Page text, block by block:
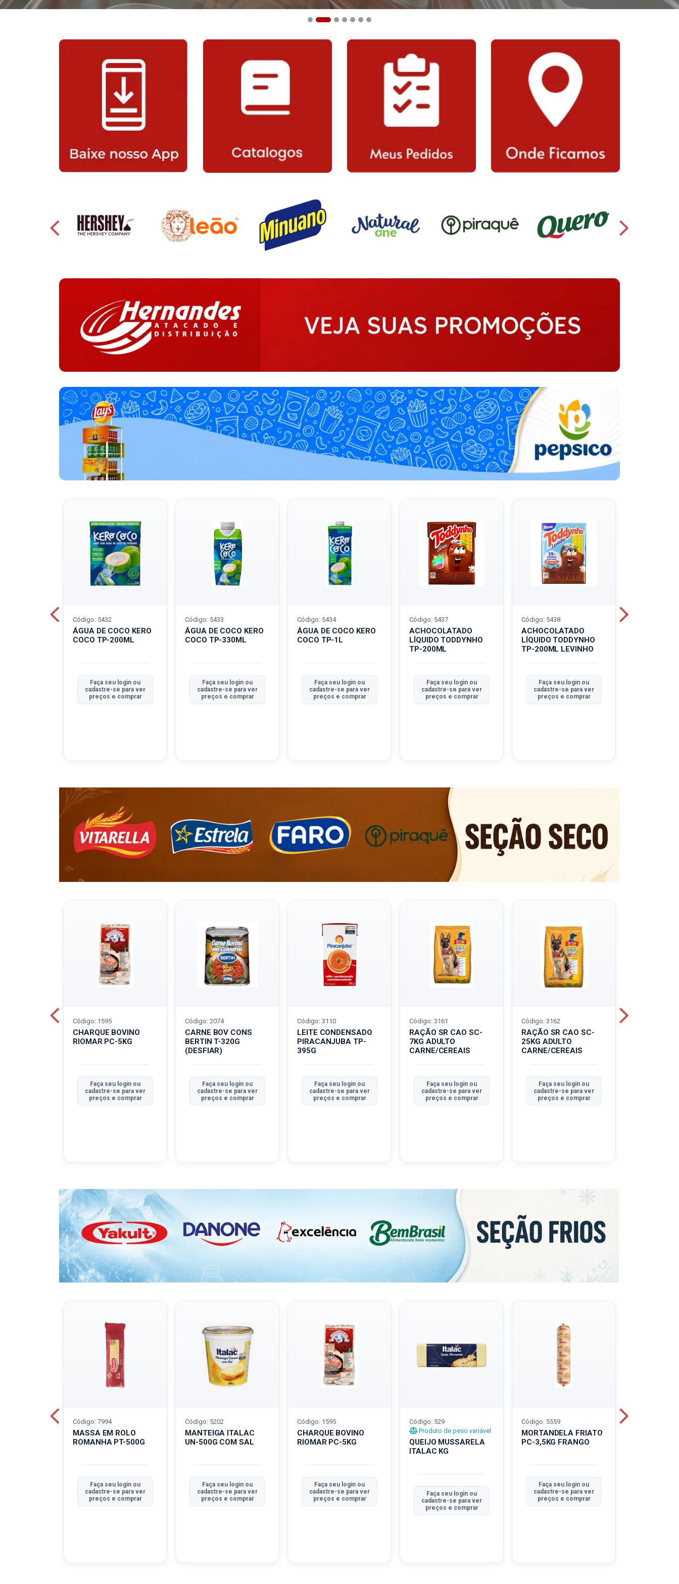
ÁGUA DE COCO KERO
COCO TP-200ML
Código: 5432
Faça seu login ou
cadastre-se para ver
preços e comprar
ÁGUA DE COCO KERO
COCO TP-330ML
Código: 5433
Faça seu login ou
cadastre-se para ver
preços e comprar
ÁGUA DE COCO KERO
COCO TP-1L
Código: 5434
Faça seu login ou
cadastre-se para ver
preços e comprar
ACHOCOLATADO
LÍQUIDO TODDYNHO
TP-200ML
Código: 5437
Faça seu login ou
cadastre-se para ver
preços e comprar
ACHOCOLATADO
LÍQUIDO TODDYNHO
TP-200ML LEVINHO
Código: 5438
Faça seu login ou
cadastre-se para ver
preços e comprar
CHARQUE BOVINO
RIOMAR PC-5KG
Código: 1595
Faça seu login ou
cadastre-se para ver
preços e comprar
CARNE BOV CONS
BERTIN T-320G
(DESFIAR)
Código: 2074
Faça seu login ou
cadastre-se para ver
preços e comprar
LEITE CONDENSADO
PIRACANJUBA TP-
395G
Código: 3110
Faça seu login ou
cadastre-se para ver
preços e comprar
RAÇÃO SR CAO SC-
7KG ADULTO
CARNE/CEREAIS
Código: 3161
Faça seu login ou
cadastre-se para ver
preços e comprar
RAÇÃO SR CAO SC-
25KG ADULTO
CARNE/CEREAIS
Código: 3162
Faça seu login ou
cadastre-se para ver
preços e comprar
MASSA EM ROLO
ROMANHA PT-500G
Código: 7994
Faça seu login ou
cadastre-se para ver
preços e comprar
MANTEIGA ITALAC
UN-500G COM SAL
Código: 5202
Faça seu login ou
cadastre-se para ver
preços e comprar
CHARQUE BOVINO
RIOMAR PC-5KG
Código: 1595
Faça seu login ou
cadastre-se para ver
preços e comprar
QUEIJO MUSSARELA
ITALAC KG
Código: 529
Produto de peso variável
Faça seu login ou
cadastre-se para ver
preços e comprar
MORTANDELA FRIATO
PC-3,5KG FRANGO
Código: 5559
Faça seu login ou
cadastre-se para ver
preços e comprar